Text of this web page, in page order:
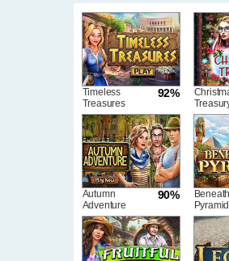
92%
Timeless
Treasures
90%
Autumn
Adventure